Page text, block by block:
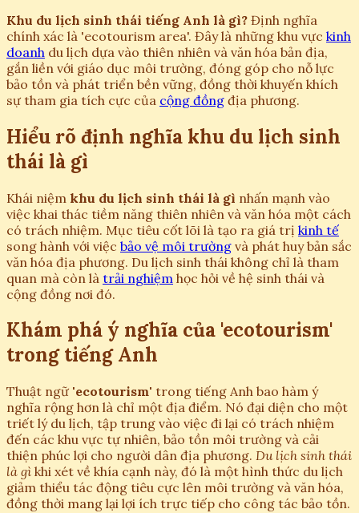
Khu du lịch sinh thái tiếng Anh là gì? Định nghĩa
chính xác là 'ecotourism area'. Đây là những khu vực kinh
doanh du lịch dựa vào thiên nhiên và văn hóa bản địa,
gắn liền với giáo dục môi trường, đóng góp cho nỗ lực
bảo tồn và phát triển bền vững, đồng thời khuyến khích
sự tham gia tích cực của cộng đồng địa phương.
Hiểu rõ định nghĩa khu du lịch sinh
thái là gì
Khái niệm khu du lịch sinh thái là gì nhấn mạnh vào
việc khai thác tiềm năng thiên nhiên và văn hóa một cách
có trách nhiệm. Mục tiêu cốt lõi là tạo ra giá trị kinh tế
song hành với việc bảo vệ môi trường và phát huy bản sắc
văn hóa địa phương. Du lịch sinh thái không chỉ là tham
quan mà còn là trải nghiệm học hỏi về hệ sinh thái và
cộng đồng nơi đó.
Khám phá ý nghĩa của 'ecotourism'
trong tiếng Anh
Thuật ngữ 'ecotourism' trong tiếng Anh bao hàm ý
nghĩa rộng hơn là chỉ một địa điểm. Nó đại diện cho một
triết lý du lịch, tập trung vào việc đi lại có trách nhiệm
đến các khu vực tự nhiên, bảo tồn môi trường và cải
thiện phúc lợi cho người dân địa phương. Du lịch sinh thái
là gì khi xét về khía cạnh này, đó là một hình thức du lịch
giảm thiểu tác động tiêu cực lên môi trường và văn hóa,
đồng thời mang lại lợi ích trực tiếp cho công tác bảo tồn.